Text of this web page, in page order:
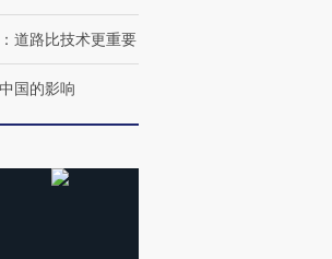
道路比技术更重要
国的影响